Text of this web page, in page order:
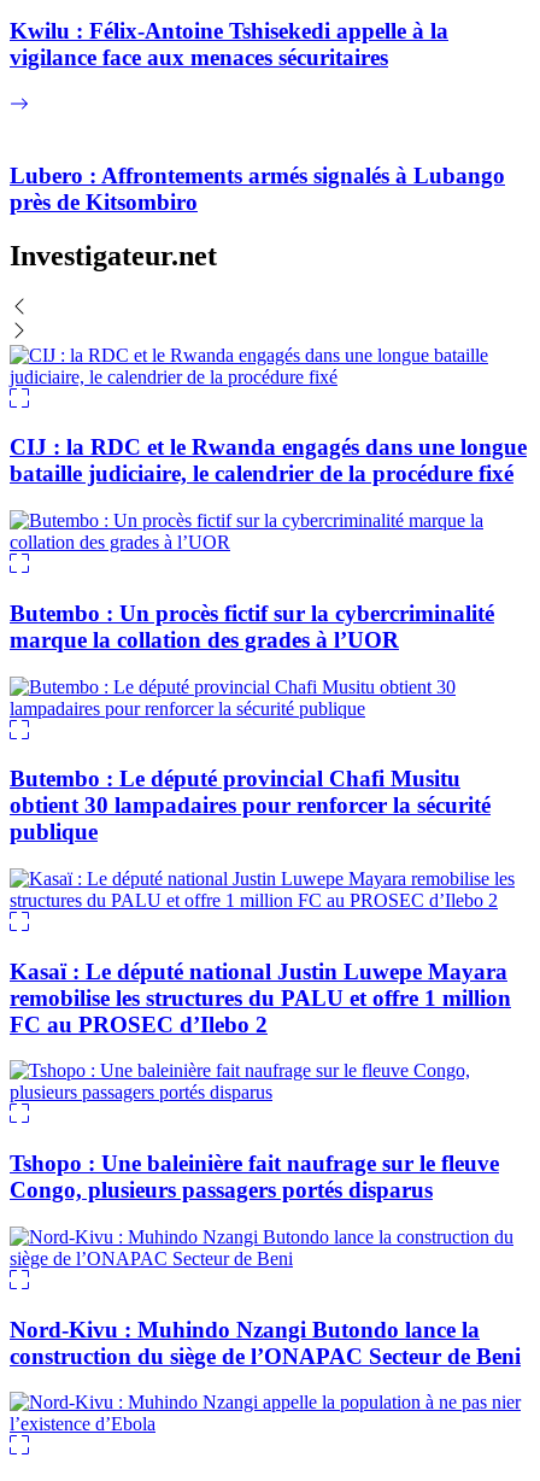
Kwilu : Félix-Antoine Tshisekedi appelle à la
vigilance face aux menaces sécuritaires
Lubero : Affrontements armés signalés à Lubango
près de Kitsombiro
Investigateur.net
CIJ : la RDC et le Rwanda engagés dans une longue
bataille judiciaire, le calendrier de la procédure fixé
Butembo : Un procès fictif sur la cybercriminalité
marque la collation des grades à l’UOR
Butembo : Le député provincial Chafi Musitu
obtient 30 lampadaires pour renforcer la sécurité
publique
Kasaï : Le député national Justin Luwepe Mayara
remobilise les structures du PALU et offre 1 million
FC au PROSEC d’Ilebo 2
Tshopo : Une baleinière fait naufrage sur le fleuve
Congo, plusieurs passagers portés disparus
Nord-Kivu : Muhindo Nzangi Butondo lance la
construction du siège de l’ONAPAC Secteur de Beni